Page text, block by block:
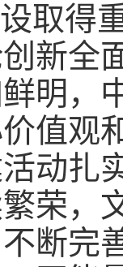
取得
新全
明，
值观
动扎
荣，
断完